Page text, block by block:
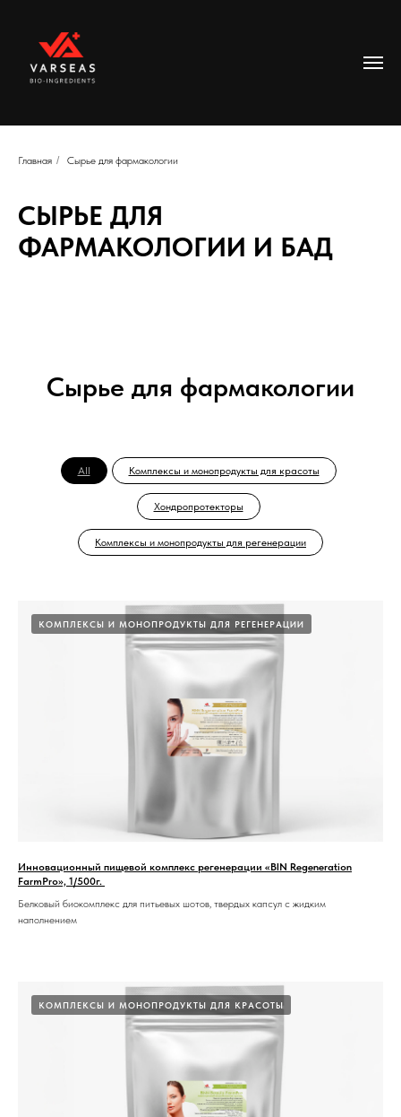
Главная / Сырье для фармакологии
СЫРЬЕ ДЛЯ
ФАРМАКОЛОГИИ И БАД
Сырье для фармакологии
All Комплексы и монопродукты для красоты
Хондропротекторы
Комплексы и монопродукты для регенерации
КОМПЛЕКСЫ И МОНОПРОДУКТЫ ДЛЯ РЕГЕНЕРАЦИИ
Инновационный пищевой комплекс регенерации «BIN Regeneration
FarmPro», 1/500г.
Белковый биокомплекс для питьевых шотов, твердых капсул с жидким
наполнением
КОМПЛЕКСЫ И МОНОПРОДУКТЫ ДЛЯ КРАСОТЫ